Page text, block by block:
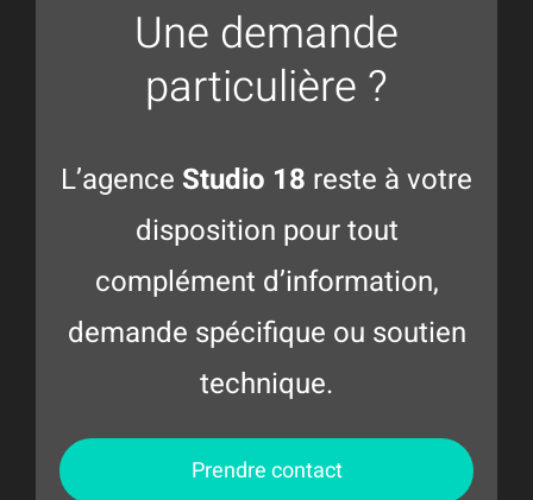
Une demande
particulière ?
L’agence Studio 18 reste à votre
disposition pour tout
complément d’information,
demande spécifique ou soutien
technique.
Prendre contact